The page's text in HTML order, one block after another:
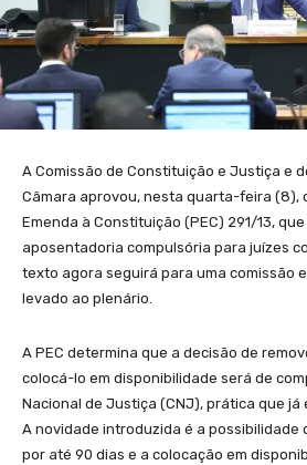
A Comissão de Constituição e Justiça e
Câmara aprovou, nesta quarta-feira (8),
Emenda à Constituição (PEC) 291/13,
aposentadoria compulsória para juízes
texto agora seguirá para uma comissão
levado ao plenário.
A PEC determina que a decisão de
colocá-lo em disponibilidade será de
Nacional de Justiça (CNJ), prática que já
A novidade introduzida é a possibilidade
por até 90 dias e a colocação em